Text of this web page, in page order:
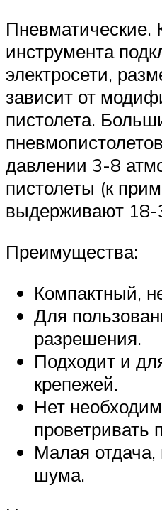
Пневматические.
инструмента
электросети,
зависит от
пистолета.
давлении 3-8
пистолеты (к
выдерживают
Преимущества:
Компактный,
Для
разрешения.
Подходит и
крепежей.
Нет
проветривать
Малая
шума.